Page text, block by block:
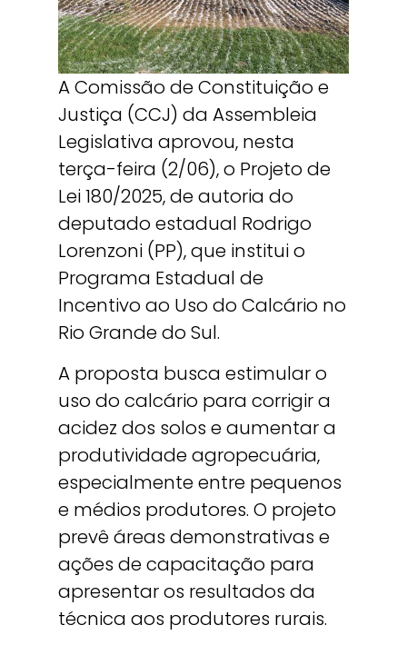
A Comissão de Constituição e
Justiça (CCJ) da Assembleia
Legislativa aprovou, nesta
terça-feira (2/06), o Projeto de
Lei 180/2025, de autoria do
deputado estadual Rodrigo
Lorenzoni (PP), que institui o
Programa Estadual de
Incentivo ao Uso do Calcário no
Rio Grande do Sul.
A proposta busca estimular o
uso do calcário para corrigir a
acidez dos solos e aumentar a
produtividade agropecuária,
especialmente entre pequenos
e médios produtores. O projeto
prevê áreas demonstrativas e
ações de capacitação para
apresentar os resultados da
técnica aos produtores rurais.